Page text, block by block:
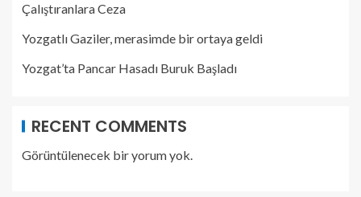
Çalıştıranlara Ceza
Yozgatlı Gaziler, merasimde bir ortaya geldi
Yozgat’ta Pancar Hasadı Buruk Başladı
RECENT COMMENTS
Görüntülenecek bir yorum yok.